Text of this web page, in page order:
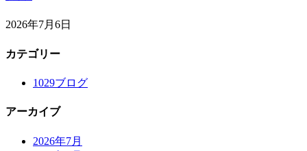
2026年7月6日
カテゴリー
1029ブログ
アーカイブ
2026年7月